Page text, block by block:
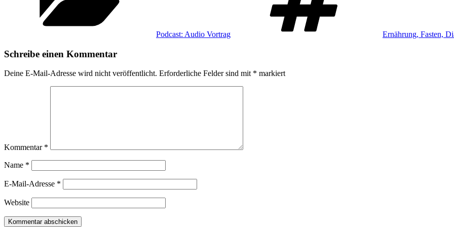
Podcast: Audio Vortrag Ernährung, Fasten,
Schreibe einen Kommentar
Deine E-Mail-Adresse wird nicht veröffentlicht. Erforderliche Felder sind mit * markiert
Kommentar *
Name *
E-Mail-Adresse *
Website